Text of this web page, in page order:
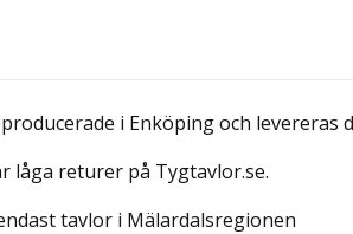
i Enköping och
låga returer på Tygtavlor.se.
tavlor i Mälardalsregionen